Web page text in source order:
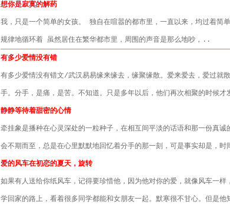
想你是寂寞的解药
我，只是一个简单的女孩。 独自在喧嚣的都市里，一直以来，均过着
规律地循环着 虽然居住在繁华都市里，周围的声音是那么地吵，..
有多少爱情没有错
有多少爱情没有错文/武汉易易缘来缘去，缘聚缘散。爱来爱去，爱过就
手。分手，是痛，是苦。不知道。只是多年以后，他们再次相聚的时候
静静等待着甜密的心情
牵挂象是播种在心灵深处的一粒种子，在相互间平淡的话语和那一份真
会不期而至，总是在心里默默地回忆着分手的那一刻，可是事实却是，
爱的风车在初恋的夏天，旋转
如果有人送给你纸风车，记得要珍惜他，因为他对你的爱，就像风车一
学回家的路上，看着很多同学都能和女朋友一起。默寒很不甘心。但是